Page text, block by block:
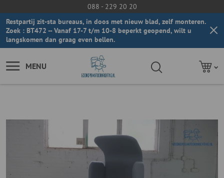
088 - 229 20 20
Restpartij zit-sta bureaus, in doos met nieuw blad, zelf monteren.
Zoek : BT472 -- Vanaf 17-7 t/m 10-8 beperkt geopend, wilt u
langskomen dan graag even bellen.
MENU